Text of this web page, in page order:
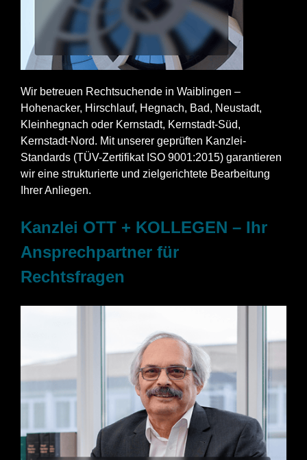
Wir betreuen Rechtsuchende in Waiblingen –
Hohenacker, Hirschlauf, Hegnach, Bad, Neustadt,
Kleinhegnach oder Kernstadt, Kernstadt-Süd,
Kernstadt-Nord. Mit unserer geprüften Kanzlei-
Standards (TÜV-Zertifikat ISO 9001:2015) garantieren
wir eine strukturierte und zielgerichtete Bearbeitung
Ihrer Anliegen.
Kanzlei OTT + KOLLEGEN – Ihr
Ansprechpartner für
Rechtsfragen